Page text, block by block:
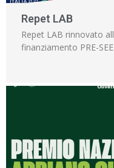
Repet LAB
Repet LAB rinnovato
finanziamento PRE-